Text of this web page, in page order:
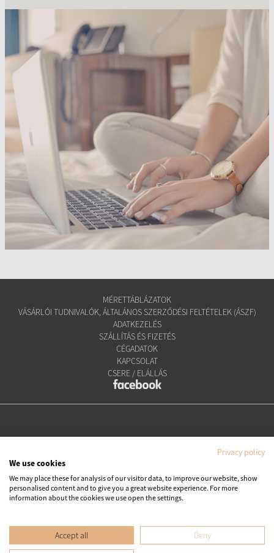
MÉRETTÁBLÁZATOK
VÁSÁRLÓI TUDNIVALÓK, ÁLTALÁNOS SZERZŐDÉSI FELTÉTELEK (ÁSZF)
ADATKEZELÉS
SZÁLLÍTÁS ÉS FIZETÉS
CÉGADATOK
KAPCSOLAT
CSERE / ELÁLLÁS
Copyright © Ipanema Praia Kft.
Minden jog fenntartva. All rights reserved.
Privacy policy
We use cookies
We may place these for analysis of our visitor data, to improve our website, show
personalised content and to give you a great website experience. For more
information about the cookies we use open the settings.
Accept all Deny